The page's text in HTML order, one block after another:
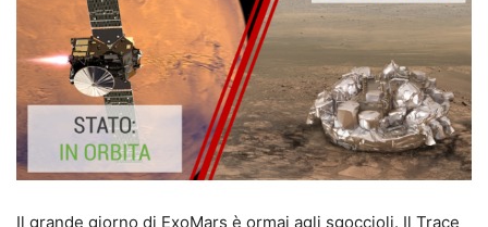
Il grande giorno di ExoMars è ormai agli sgoccioli. Il Trace